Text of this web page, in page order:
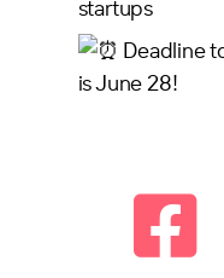
startups
Deadline
is June 28!